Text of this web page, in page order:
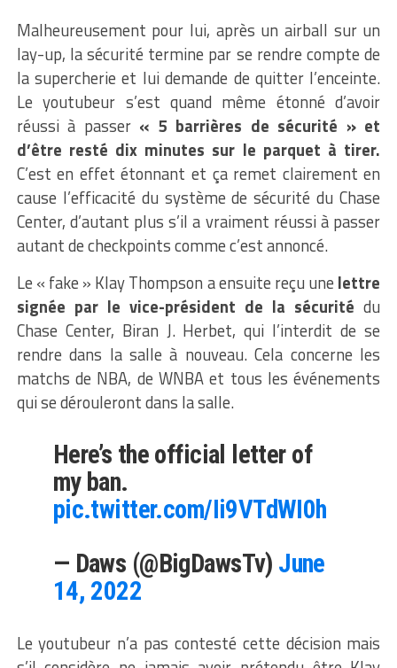
Malheureusement pour lui, après un airball sur un
lay-up, la sécurité termine par se rendre compte de
la supercherie et lui demande de quitter l’enceinte.
Le youtubeur s’est quand même étonné d’avoir
réussi à passer « 5 barrières de sécurité » et
d’être resté dix minutes sur le parquet à tirer.
C’est en effet étonnant et ça remet clairement en
cause l’efficacité du système de sécurité du Chase
Center, d’autant plus s’il a vraiment réussi à passer
autant de checkpoints comme c’est annoncé.
Le « fake » Klay Thompson a ensuite reçu une lettre
signée par le vice-président de la sécurité du
Chase Center, Biran J. Herbet, qui l’interdit de se
rendre dans la salle à nouveau. Cela concerne les
matchs de NBA, de WNBA et tous les événements
qui se dérouleront dans la salle.
Here’s the official letter of
my ban.
pic.twitter.com/Ii9VTdWI0h
— Daws (@BigDawsTv) June
14, 2022
Le youtubeur n’a pas contesté cette décision mais